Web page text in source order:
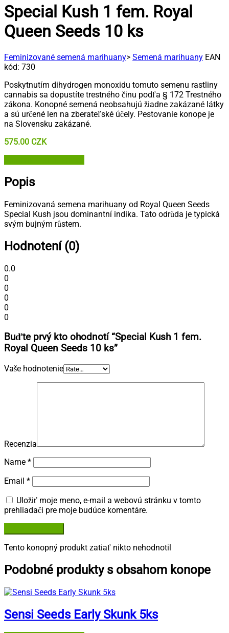
Special Kush 1 fem. Royal
Queen Seeds 10 ks
Feminizované semená marihuany> Semená marihuany EAN
kód: 730
Poskytnutím dihydrogen monoxidu tomuto semenu rastliny
cannabis sa dopustíte trestného činu podľa § 172 Trestného
zákona. Konopné semená neobsahujú žiadne zakázané látky
a sú určené len na zberateľské účely. Pestovanie konope je
na Slovensku zakázané.
575.00 CZK
Popis
Feminizovaná semena marihuany od Royal Queen Seeds
Special Kush jsou dominantní indika. Tato odrůda je typická
svým bujným růstem.
Hodnotení (0)
0.0
0
0
0
0
0
Buďte prvý kto ohodnotí “Special Kush 1 fem.
Royal Queen Seeds 10 ks”
Vaše hodnotenie
Recenzia
Name *
Email *
Uložiť moje meno, e-mail a webovú stránku v tomto
prehliadači pre moje budúce komentáre.
Tento konopný produkt zatiaľ nikto nehodnotil
Podobné produkty s obsahom konope
Sensi Seeds Early Skunk 5ks